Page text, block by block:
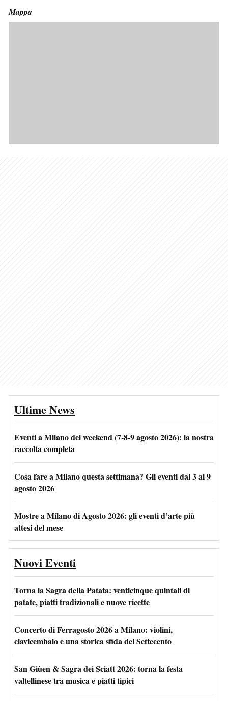
Mappa
Ultime News
Eventi a Milano del weekend (7-8-9 agosto 2026): la nostra
raccolta completa
Cosa fare a Milano questa settimana? Gli eventi dal 3 al 9
agosto 2026
Mostre a Milano di Agosto 2026: gli eventi d’arte più
attesi del mese
Nuovi Eventi
Torna la Sagra della Patata: venticinque quintali di
patate, piatti tradizionali e nuove ricette
Concerto di Ferragosto 2026 a Milano: violini,
clavicembalo e una storica sfida del Settecento
San Giùen & Sagra dei Sciatt 2026: torna la festa
valtellinese tra musica e piatti tipici